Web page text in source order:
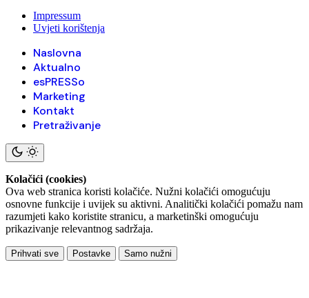
Impressum
Uvjeti korištenja
Naslovna
Aktualno
esPRESSo
Marketing
Kontakt
Pretraživanje
Kolačići (cookies)
Ova web stranica koristi kolačiće. Nužni kolačići omogućuju
osnovne funkcije i uvijek su aktivni. Analitički kolačići pomažu nam
razumjeti kako koristite stranicu, a marketinški omogućuju
prikazivanje relevantnog sadržaja.
Prihvati sve Postavke Samo nužni